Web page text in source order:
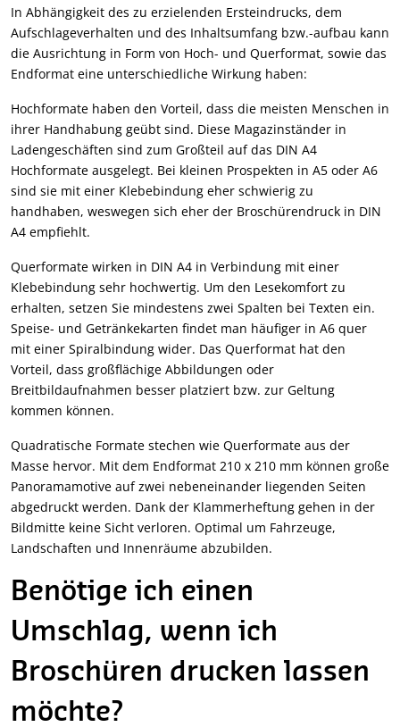
In Abhängigkeit des zu erzielenden Ersteindrucks, dem
Aufschlageverhalten und des Inhaltsumfang bzw.-aufbau kann
die Ausrichtung in Form von Hoch- und Querformat, sowie das
Endformat eine unterschiedliche Wirkung haben:
Hochformate haben den Vorteil, dass die meisten Menschen in
ihrer Handhabung geübt sind. Diese Magazinständer in
Ladengeschäften sind zum Großteil auf das DIN A4
Hochformate ausgelegt. Bei kleinen Prospekten in A5 oder A6
sind sie mit einer Klebebindung eher schwierig zu
handhaben, weswegen sich eher der Broschürendruck in DIN
A4 empfiehlt.
Querformate wirken in DIN A4 in Verbindung mit einer
Klebebindung sehr hochwertig. Um den Lesekomfort zu
erhalten, setzen Sie mindestens zwei Spalten bei Texten ein.
Speise- und Getränkekarten findet man häufiger in A6 quer
mit einer Spiralbindung wider. Das Querformat hat den
Vorteil, dass großflächige Abbildungen oder
Breitbildaufnahmen besser platziert bzw. zur Geltung
kommen können.
Quadratische Formate stechen wie Querformate aus der
Masse hervor. Mit dem Endformat 210 x 210 mm können große
Panoramamotive auf zwei nebeneinander liegenden Seiten
abgedruckt werden. Dank der Klammerheftung gehen in der
Bildmitte keine Sicht verloren. Optimal um Fahrzeuge,
Landschaften und Innenräume abzubilden.
Benötige ich einen
Umschlag, wenn ich
Broschüren drucken lassen
möchte?